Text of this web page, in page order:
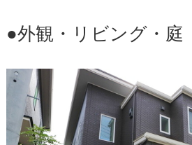
●外観・リビング・庭